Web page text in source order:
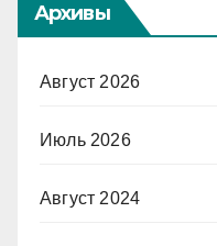
Архивы
Август 2026
Июль 2026
Август 2024